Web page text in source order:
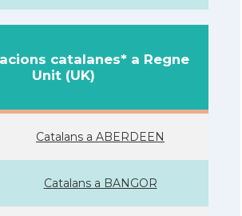
catalanes* a Regne
Unit (UK)
Catalans a ABERDEEN
Catalans a BANGOR